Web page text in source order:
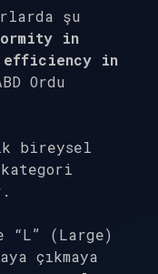
şu
in
in
Ordu
bireysel
“L” (Large)
çıkmaya